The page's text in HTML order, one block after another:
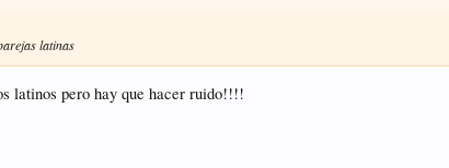
latinas
latinos pero hay que hacer ruido!!!!